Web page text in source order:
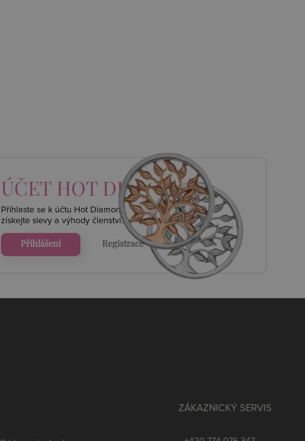
ÚČET HOT DIAMONDS
Přihlaste se k účtu Hot Diamonds a
získejte slevy a výhody členství.
Přihlášení Registrace
ZÁKAZNICKÝ SERVIS